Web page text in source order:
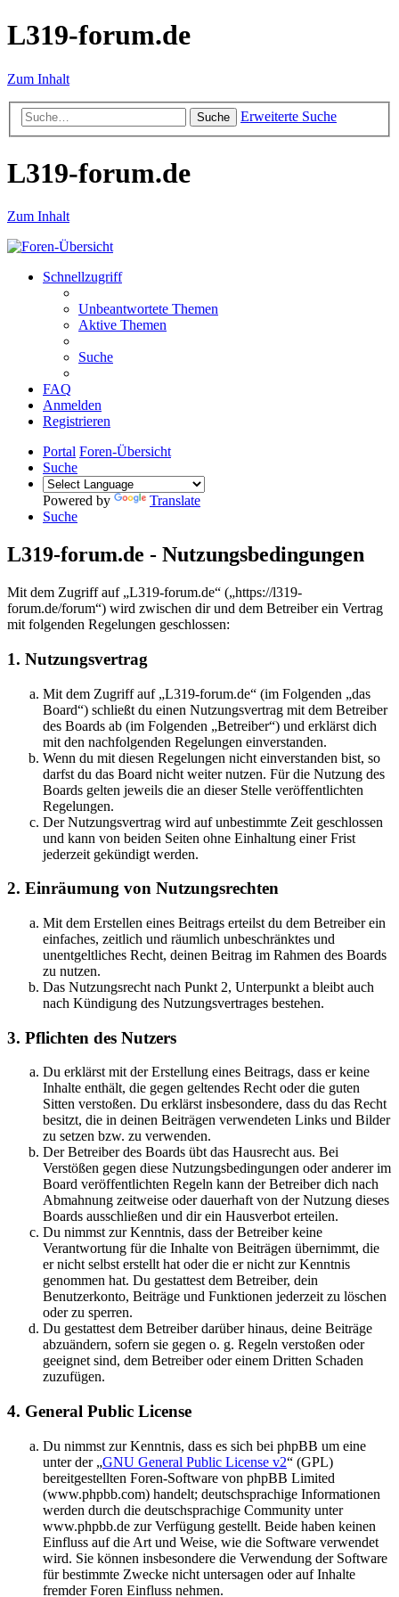
L319-forum.de
Zum Inhalt
Suche Erweiterte Suche
L319-forum.de
Zum Inhalt
Schnellzugriff
Unbeantwortete Themen
Aktive Themen
Suche
FAQ
Anmelden
Registrieren
Portal Foren-Übersicht
Suche
Powered by
Translate
Suche
L319-forum.de - Nutzungsbedingungen
Mit dem Zugriff auf „L319-forum.de“ („https://l319-
forum.de/forum“) wird zwischen dir und dem Betreiber ein Vertrag
mit folgenden Regelungen geschlossen:
1. Nutzungsvertrag
Mit dem Zugriff auf „L319-forum.de“ (im Folgenden „das
Board“) schließt du einen Nutzungsvertrag mit dem Betreiber
des Boards ab (im Folgenden „Betreiber“) und erklärst dich
mit den nachfolgenden Regelungen einverstanden.
Wenn du mit diesen Regelungen nicht einverstanden bist, so
darfst du das Board nicht weiter nutzen. Für die Nutzung des
Boards gelten jeweils die an dieser Stelle veröffentlichten
Regelungen.
Der Nutzungsvertrag wird auf unbestimmte Zeit geschlossen
und kann von beiden Seiten ohne Einhaltung einer Frist
jederzeit gekündigt werden.
2. Einräumung von Nutzungsrechten
Mit dem Erstellen eines Beitrags erteilst du dem Betreiber ein
einfaches, zeitlich und räumlich unbeschränktes und
unentgeltliches Recht, deinen Beitrag im Rahmen des Boards
zu nutzen.
Das Nutzungsrecht nach Punkt 2, Unterpunkt a bleibt auch
nach Kündigung des Nutzungsvertrages bestehen.
3. Pflichten des Nutzers
Du erklärst mit der Erstellung eines Beitrags, dass er keine
Inhalte enthält, die gegen geltendes Recht oder die guten
Sitten verstoßen. Du erklärst insbesondere, dass du das Recht
besitzt, die in deinen Beiträgen verwendeten Links und Bilder
zu setzen bzw. zu verwenden.
Der Betreiber des Boards übt das Hausrecht aus. Bei
Verstößen gegen diese Nutzungsbedingungen oder anderer im
Board veröffentlichten Regeln kann der Betreiber dich nach
Abmahnung zeitweise oder dauerhaft von der Nutzung dieses
Boards ausschließen und dir ein Hausverbot erteilen.
Du nimmst zur Kenntnis, dass der Betreiber keine
Verantwortung für die Inhalte von Beiträgen übernimmt, die
er nicht selbst erstellt hat oder die er nicht zur Kenntnis
genommen hat. Du gestattest dem Betreiber, dein
Benutzerkonto, Beiträge und Funktionen jederzeit zu löschen
oder zu sperren.
Du gestattest dem Betreiber darüber hinaus, deine Beiträge
abzuändern, sofern sie gegen o. g. Regeln verstoßen oder
geeignet sind, dem Betreiber oder einem Dritten Schaden
zuzufügen.
4. General Public License
Du nimmst zur Kenntnis, dass es sich bei phpBB um eine
unter der „GNU General Public License v2“ (GPL)
bereitgestellten Foren-Software von phpBB Limited
(www.phpbb.com) handelt; deutschsprachige Informationen
werden durch die deutschsprachige Community unter
www.phpbb.de zur Verfügung gestellt. Beide haben keinen
Einfluss auf die Art und Weise, wie die Software verwendet
wird. Sie können insbesondere die Verwendung der Software
für bestimmte Zwecke nicht untersagen oder auf Inhalte
fremder Foren Einfluss nehmen.